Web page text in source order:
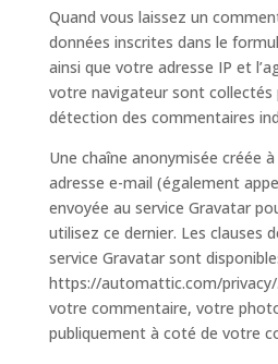
Quand vous laissez un
données inscrites dans le
ainsi que votre adresse IP et
votre navigateur sont collectés
détection des commentaires
Une chaîne anonymisée créée
adresse e-mail (également
envoyée au service Gravatar
utilisez ce dernier. Les clauses
service Gravatar sont
https://automattic.com/privacy/
votre commentaire, votre
publiquement à coté de votre